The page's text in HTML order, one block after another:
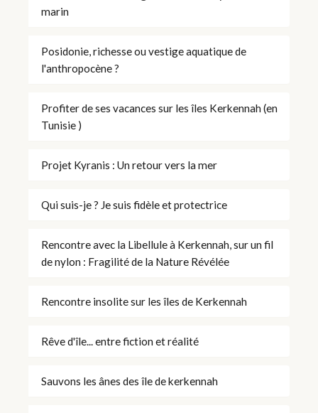
marin
Posidonie, richesse ou vestige aquatique de
l'anthropocène ?
Profiter de ses vacances sur les îles Kerkennah (en
Tunisie )
Projet Kyranis : Un retour vers la mer
Qui suis-je ? Je suis fidèle et protectrice
Rencontre avec la Libellule à Kerkennah, sur un fil
de nylon : Fragilité de la Nature Révélée
Rencontre insolite sur les îles de Kerkennah
Rêve d'île... entre fiction et réalité
Sauvons les ânes des île de kerkennah